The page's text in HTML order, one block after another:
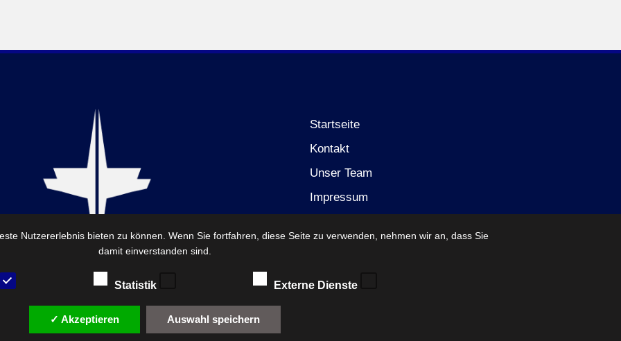
Startseite
Kontakt
Unser Team
Impressum
© 2026 — FirstReview. By FirstReview Trenkner Hess GbR
Nutzererlebnis bieten zu können. Wenn Sie fortfahren, diese Seite zu verwenden, nehmen wir an, dass Sie
damit einverstanden sind.
Statistik Externe Dienste
✓ Akzeptieren Auswahl speichern